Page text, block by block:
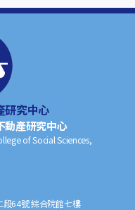
研究中心
動產研究中心
of Social Sciences,
64號 綜合院館七樓